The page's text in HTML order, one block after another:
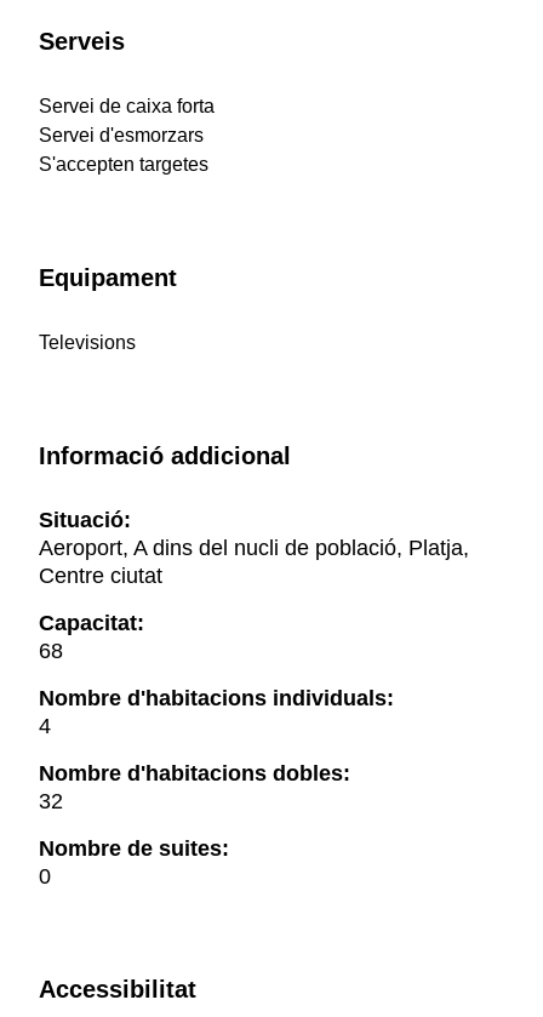
Serveis
Servei de caixa forta
Servei d'esmorzars
S'accepten targetes
Equipament
Televisions
Informació addicional
Situació:
Aeroport, A dins del nucli de població, Platja,
Centre ciutat
Capacitat:
68
Nombre d'habitacions individuals:
4
Nombre d'habitacions dobles:
32
Nombre de suites:
0
Accessibilitat